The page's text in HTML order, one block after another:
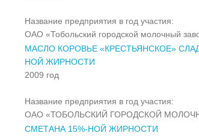
Название предприятия в год участия:
ОАО «Тобольский городской молочный
МАСЛО КОРОВЬЕ «КРЕСТЬЯНСКОЕ»
НОЙ ЖИРНОСТИ
2009 год
Название предприятия в год участия:
ОАО «ТОБОЛЬСКИЙ ГОРОДСКОЙ
СМЕТАНА 15%-НОЙ ЖИРНОСТИ